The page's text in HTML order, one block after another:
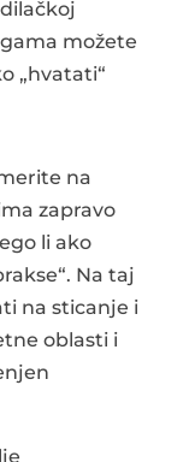
možete
„hvatati“
na
zapravo
li ako
Na taj
na sticanje i
oblasti i